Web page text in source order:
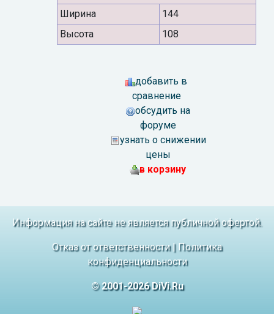
Ширина
144
Высота
108
добавить в
сравнение
обсудить на
форуме
узнать о снижении
цены
в корзину
Информация на сайте не является публичной офертой.
Отказ от ответственности| Политика
конфиденциальности
© 2001-2026 DiVi.Ru